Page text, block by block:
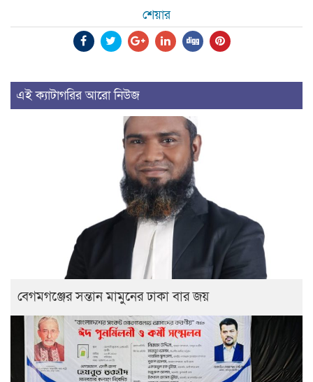
শেয়ার
এই ক্যাটাগরির আরো নিউজ
বেগমগঞ্জের সন্তান মামুনের ঢাকা বার জয়